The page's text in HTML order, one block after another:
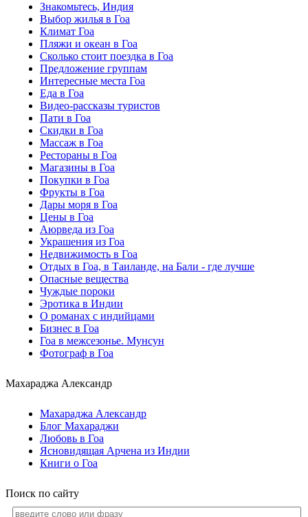
Знакомьтесь, Индия
Выбор жилья в Гоа
Климат Гоа
Пляжи и океан в Гоа
Сколько стоит поездка в Гоа
Предложение группам
Интересные места Гоа
Еда в Гоа
Видео-рассказы туристов
Пати в Гоа
Скидки в Гоа
Массаж в Гоа
Рестораны в Гоа
Магазины в Гоа
Покупки в Гоа
Фрукты в Гоа
Дары моря в Гоа
Цены в Гоа
Аюрведа из Гоа
Украшения из Гоа
Недвижимость в Гоа
Отдых в Гоа, в Таиланде, на Бали - где лучше
Опасные вещества
Чуждые пороки
Эротика в Индии
О романах с индийцами
Бизнес в Гоа
Гоа в межсезонье. Мунсун
Фотограф в Гоа
Махараджа Александр
Махараджа Александр
Блог Махараджи
Любовь в Гоа
Ясновидящая Арчена из Индии
Книги о Гоа
Поиск по сайту